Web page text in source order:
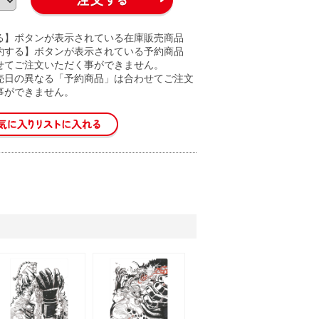
】ボタンが表示されている在庫販売商品
する】ボタンが表示されている予約商品
ご注文いただく事ができません。
日の異なる「予約商品」は合わせてご注文
できません。